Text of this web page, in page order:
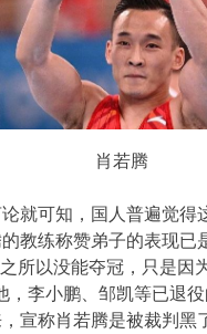
肖若腾
就可知，国人普遍觉得
教练称赞弟子的表现已
所以没能夺冠，只是因
，李小鹏、邹凯等已退
宣称肖若腾是被裁判